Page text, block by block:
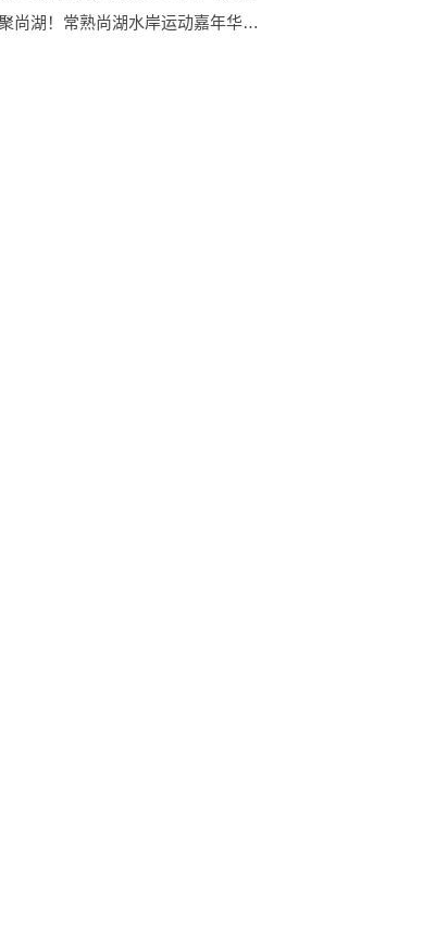
驭风破浪 潮聚尚湖！常熟尚湖水岸运动嘉年华暨保时捷俱乐部尚湖帆船体验中心启幕